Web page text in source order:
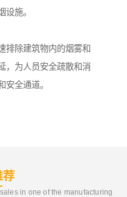
设施。
排除建筑物内的烟雾和
，为人员安全疏散和消
安全通道。
荐
in one of the manufacturing